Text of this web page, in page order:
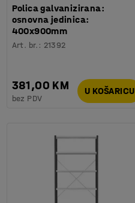
Polica galvanizirana:
osnovna jedinica:
400x900mm
Art. br. : 21392
381,00 KM
bez PDV
U KOŠARICU